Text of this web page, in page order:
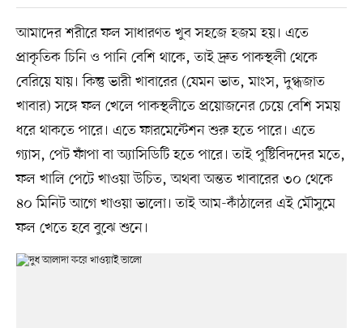
আমাদের শরীরে ফল সাধারণত খুব সহজে হজম হয়। এতে
প্রাকৃতিক চিনি ও পানি বেশি থাকে, তাই দ্রুত পাকস্থলী থেকে
বেরিয়ে যায়। কিন্তু ভারী খাবারের (যেমন ভাত, মাংস, দুগ্ধজাত
খাবার) সঙ্গে ফল খেলে পাকস্থলীতে প্রয়োজনের চেয়ে বেশি সময়
ধরে থাকতে পারে। এতে ফারমেন্টেশন শুরু হতে পারে। এতে
গ্যাস, পেট ফাঁপা বা অ্যাসিডিটি হতে পারে। তাই পুষ্টিবিদদের মতে,
ফল খালি পেটে খাওয়া উচিত, অথবা অন্তত খাবারের ৩০ থেকে
৪০ মিনিট আগে খাওয়া ভালো। তাই আম-কাঁঠালের এই মৌসুমে
ফল খেতে হবে বুঝে শুনে।